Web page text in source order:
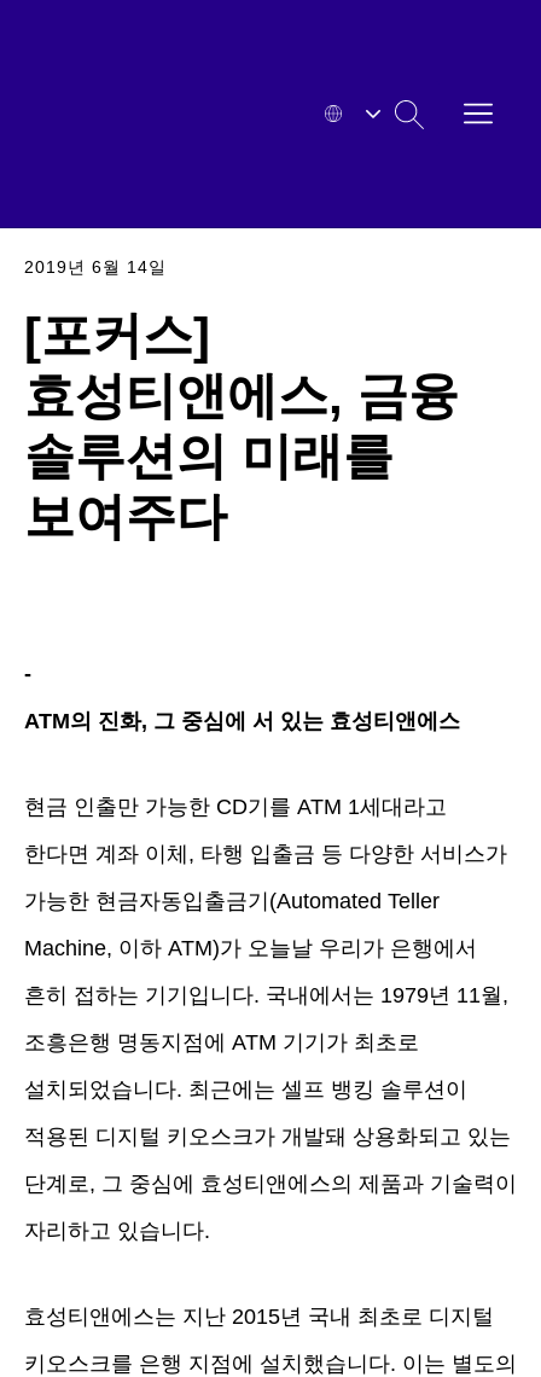
메뉴
열기
HYOSUNG
검색
2019년 6월 14일
[포커스]
효성티앤에스, 금융
솔루션의 미래를
보여주다
-
ATM의 진화, 그 중심에 서 있는 효성티앤에스
현금 인출만 가능한 CD기를 ATM 1세대라고
한다면 계좌 이체, 타행 입출금 등 다양한 서비스가
가능한 현금자동입출금기(Automated Teller
Machine, 이하 ATM)가 오늘날 우리가 은행에서
흔히 접하는 기기입니다. 국내에서는 1979년 11월,
조흥은행 명동지점에 ATM 기기가 최초로
설치되었습니다. 최근에는 셀프 뱅킹 솔루션이
적용된 디지털 키오스크가 개발돼 상용화되고 있는
단계로, 그 중심에 효성티앤에스의 제품과 기술력이
자리하고 있습니다.
효성티앤에스는 지난 2015년 국내 최초로 디지털
키오스크를 은행 지점에 설치했습니다. 이는 별도의